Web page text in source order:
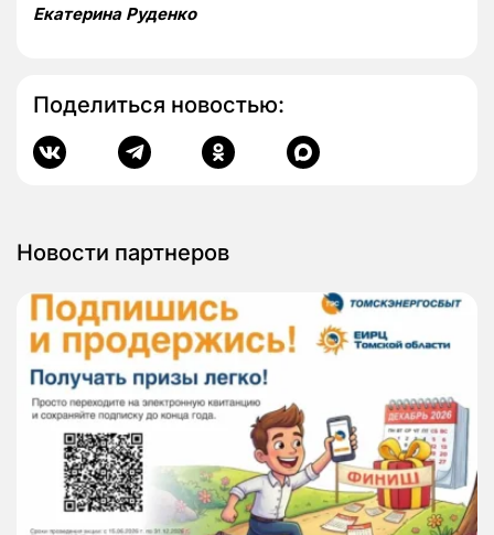
Екатерина Руденко
Поделиться новостью:
Новости партнеров